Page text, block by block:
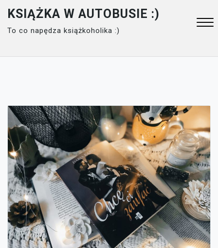
content
KSIĄŻKA W AUTOBUSIE :)
To co napędza książkoholika :)